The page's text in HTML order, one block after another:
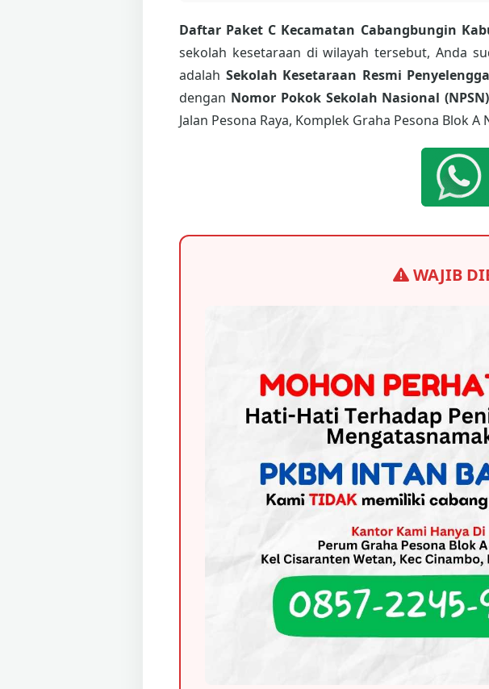
Daftar Paket C Kecamatan Cabangbungin
sekolah kesetaraan di wilayah tersebut, Anda
adalah Sekolah Kesetaraan Resmi
dengan Nomor Pokok Sekolah Nasional
Jalan Pesona Raya, Komplek Graha Pesona Blok
WAJIB